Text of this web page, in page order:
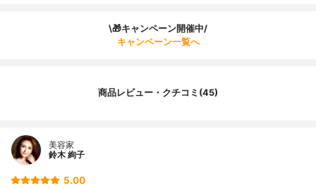
\🎁キャンペーン開催中/
キャンペーン一覧へ
商品レビュー・クチコミ(45)
美容家
鈴木 絢子
5.00